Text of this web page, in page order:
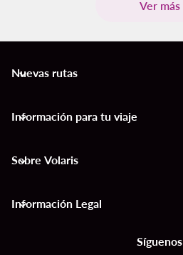
Ver más
Nuevas rutas
keyboard_arrow_down
Información para tu viaje
keyboard_arrow_down
Sobre Volaris
keyboard_arrow_down
Información Legal
keyboard_arrow_down
Síguenos